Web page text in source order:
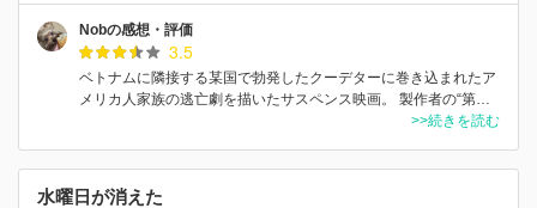
Nobの感想・評価
3.5
ベトナムに隣接する某国で勃発したクーデターに巻き込まれたア
メリカ人家族の逃亡劇を描いたサスペンス映画。 製作者の“第…
>>続きを読む
水曜日が消えた